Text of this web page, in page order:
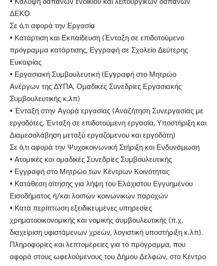
ΔΕΚΟ
Σε ό,τι αφορά την Εργασία
• Κατάρτιση και Εκπαίδευση (Ένταξη σε επιδοτούμενο
πρόγραμμα κατάρτισης, Εγγραφή σε Σχολείο Δεύτερης
Ευκαιρίας
• Εργασιακή Συμβουλευτική (Εγγραφή στο Μητρώο
Ανέργων της ΔΥΠΑ, Ομαδικές Συνεδρίες Εργασιακής
Συμβουλευτικής κ.λπ)
• Ένταξη στην Αγορά εργασίας (Αναζήτηση Συνεργασίας με
εργοδότες, Ένταξη σε επιδοτούμενη εργασία, Υποστήριξη και
Διαμεσολάβηση μεταξύ εργαζόμενου και εργοδότη)
Σε ό,τι αφορά την Ψυχοκοινωνική Στήριξη και Ενδυνάμωση
• Ατομικές και ομαδικές Συνεδρίες Συμβουλευτικής
• Εγγραφή στο Μητρώο των Κέντρων Κοινότητας
• Κατάθεση αίτησης για λήψη του Ελάχιστου Εγγυημένου
Εισοδήματος ή/και λοιπών κοινωνικών παροχών
• Κατά περίπτωση εξειδικευμένες υπηρεσίες
χρηματοοικονομικής και νομικής συμβουλευτικής (π.χ.
διαχείριση υφιστάμενων χρεών, λογιστική υποστήριξη κ.λπ).
Πληροφορίες και λεπτομέρειες για το πρόγραμμα, που
αφορά στους ωφελούμενους του Δήμου Δελφών, στο Κέντρο